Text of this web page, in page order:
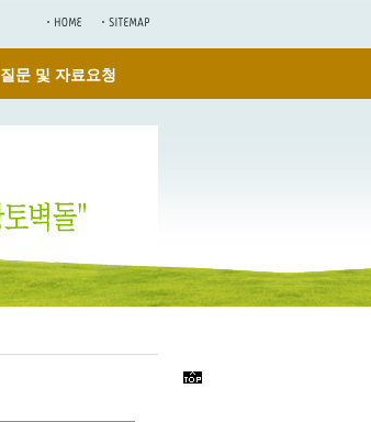
질문 및 자료요청